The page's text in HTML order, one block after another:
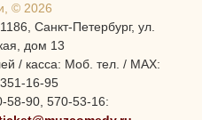
© 2026
Санкт-Петербург, ул.
дом 13
/ касса: Моб. тел. / MAX:
16-95
58-90, 570-53-16: